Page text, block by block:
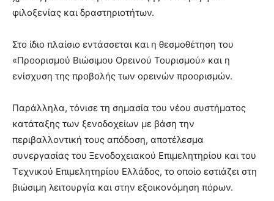
φιλοξενίας και δραστηριοτήτων.
Στο ίδιο πλαίσιο εντάσσεται και η θεσμοθέτηση του
«Προορισμού Βιώσιμου Ορεινού Τουρισμού» και η
ενίσχυση της προβολής των ορεινών προορισμών.
Παράλληλα, τόνισε τη σημασία του νέου συστήματος
κατάταξης των ξενοδοχείων με βάση την
περιβαλλοντική τους απόδοση, αποτέλεσμα
συνεργασίας του Ξενοδοχειακού Επιμελητηρίου και του
Τεχνικού Επιμελητηρίου Ελλάδος, το οποίο εστιάζει στη
βιώσιμη λειτουργία και στην εξοικονόμηση πόρων.